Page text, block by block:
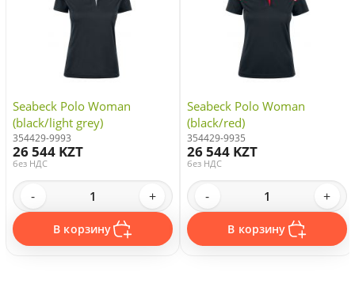
Seabeck Polo Woman
(black/light grey)
354429-9993
26 544 KZT
без НДС
- +
В корзину
Seabeck Polo Woman
(black/red)
354429-9935
26 544 KZT
без НДС
- +
В корзину